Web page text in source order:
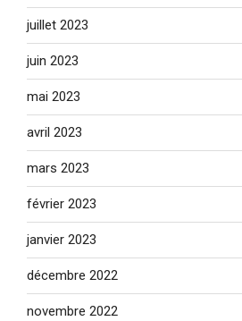
juillet 2023
juin 2023
mai 2023
avril 2023
mars 2023
février 2023
janvier 2023
décembre 2022
novembre 2022